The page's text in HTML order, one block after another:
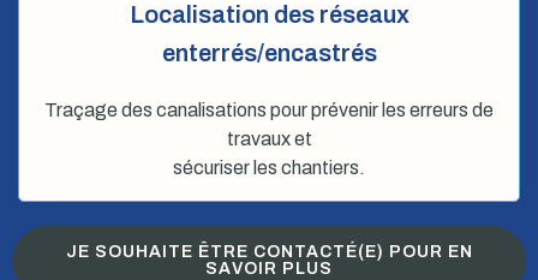
Localisation des réseaux
enterrés/encastrés
Traçage des canalisations pour prévenir les erreurs de
travaux et
sécuriser les chantiers.
JE SOUHAITE ÊTRE CONTACTÉ(E) POUR EN
SAVOIR PLUS